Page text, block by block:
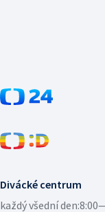
Divácké centrum
každý všední den: